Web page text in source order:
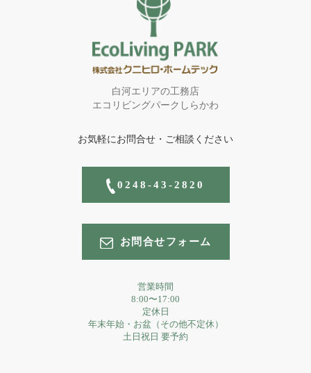
白河エリアの工務店
エコリビングパークしらかわ
お気軽にお問合せ・ご相談ください
0248-43-2820
お問合せフォーム
営業時間
8:00〜17:00
定休日
年末年始・お盆（その他不定休）
土日祝日 要予約